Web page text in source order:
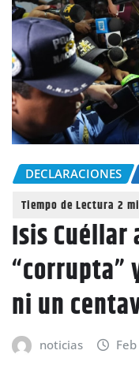
DECLARACIONES
Isis Cuéllar
“corrupta”
ni un
noticias